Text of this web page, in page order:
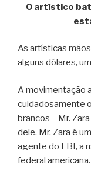
O artístico
As artísticas
alguns dólares,
A movimentação
cuidadosamente
brancos – Mr.
dele. Mr. Zara é
agente do FBI, a
federal americana.